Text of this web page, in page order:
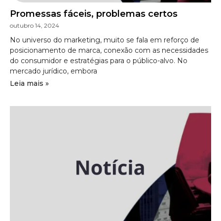
Promessas fáceis, problemas certos
outubro 14, 2024
No universo do marketing, muito se fala em reforço de
posicionamento de marca, conexão com as necessidades
do consumidor e estratégias para o público-alvo. No
mercado jurídico, embora
Leia mais »